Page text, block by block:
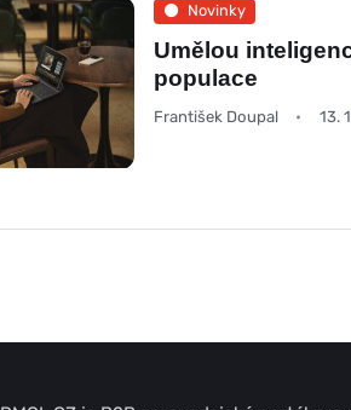
Novinky
Umělou
populace
František Doupal 13.